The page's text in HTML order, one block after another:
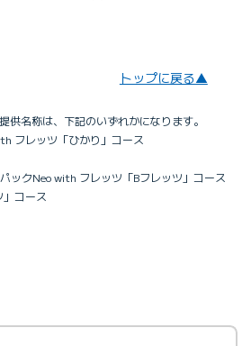
トップに戻る▲
供名称は、下記のいずれかになります。
フレッツ「ひかり」コース
パックNeo with フレッツ「Bフレッツ」コース
」コース